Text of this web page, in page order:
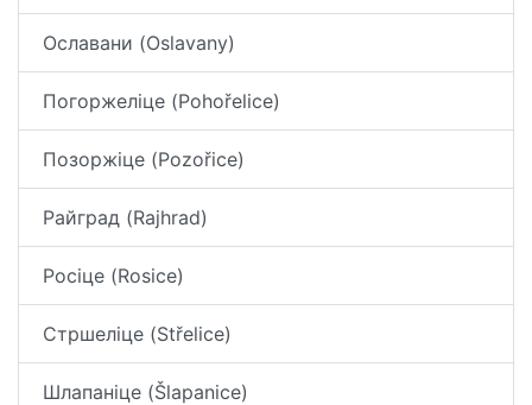
Ославани (Oslavany)
Погоржеліце (Pohořelice)
Позоржіце (Pozořice)
Райград (Rajhrad)
Росіце (Rosice)
Стршеліце (Střelice)
Шлапаніце (Šlapanice)